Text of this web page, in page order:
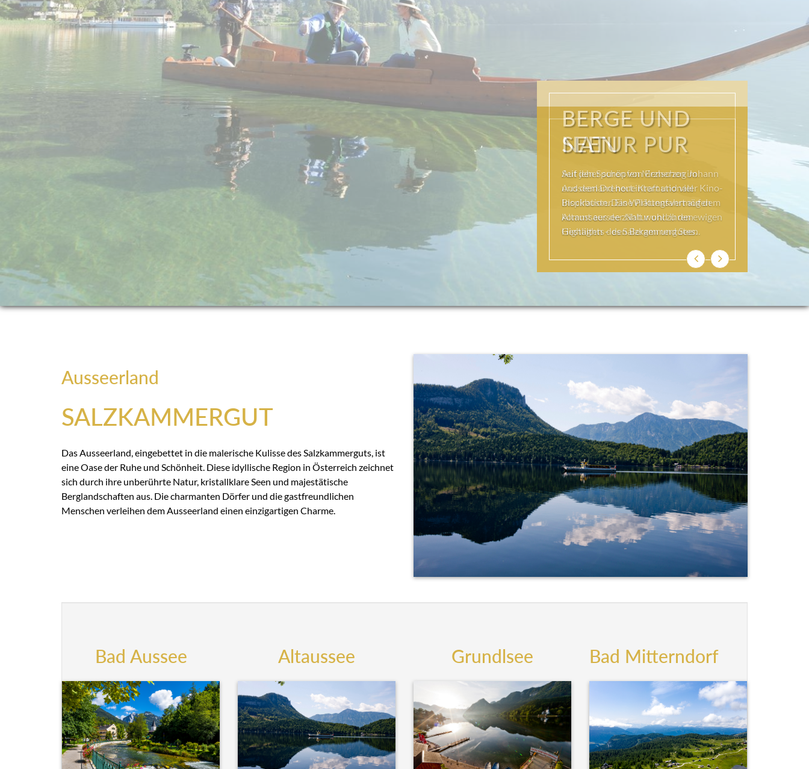
NATUR PUR
Seit jeher schöpfen Menschen im
Ausseerland neue Kraft und viel
Inspiration. Das Wirkungsvermögen
kommt aus der Natur und ihren ewigen
Gestalten – den Bergen und Seen.
Previous
Next
Ausseerland
SALZKAMMERGUT
Das Ausseerland, eingebettet in die malerische Kulisse des Salzkammerguts, ist
eine Oase der Ruhe und Schönheit. Diese idyllische Region in Österreich zeichnet
sich durch ihre unberührte Natur, kristallklare Seen und majestätische
Berglandschaften aus. Die charmanten Dörfer und die gastfreundlichen
Menschen verleihen dem Ausseerland einen einzigartigen Charme.
Bad Aussee Altaussee Grundlsee Bad Mitterndorf